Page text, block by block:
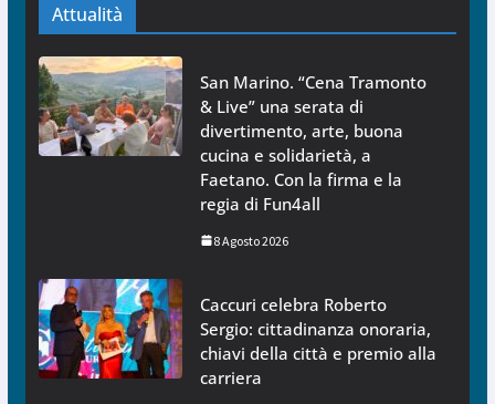
Attualità
San Marino. “Cena Tramonto
& Live” una serata di
divertimento, arte, buona
cucina e solidarietà, a
Faetano. Con la firma e la
regia di Fun4all
8 Agosto 2026
Caccuri celebra Roberto
Sergio: cittadinanza onoraria,
chiavi della città e premio alla
carriera